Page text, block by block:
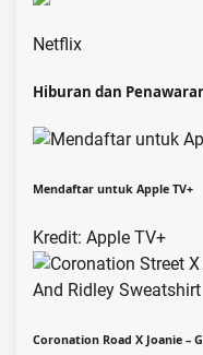
Netflix
Hiburan dan
Mendaftar untuk Apple TV+
Kredit: Apple TV+
Coronation Road X Joanie –